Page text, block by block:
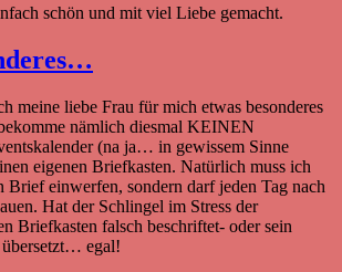
schön und mit viel Liebe gemacht.
meine liebe Frau für mich etwas besonderes
nämlich diesmal KEINEN
(na ja… in gewissem Sinne
eigenen Briefkasten. Natürlich muss ich
Brief einwerfen, sondern darf jeden Tag nach
Hat der Schlingel im Stress der
Briefkasten falsch beschriftet- oder sein
übersetzt… egal!